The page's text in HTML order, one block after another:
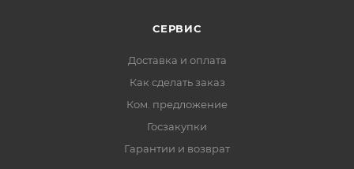
СЕРВИС
Доставка и оплата
Как сделать заказ
Ком. предложение
Госзакупки
Гарантии и возврат